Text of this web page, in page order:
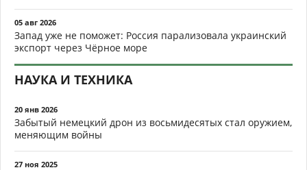
05 авг 2026
Запад уже не поможет: Россия парализовала украинский
экспорт через Чёрное море
НАУКА И ТЕХНИКА
20 янв 2026
Забытый немецкий дрон из восьмидесятых стал оружием,
меняющим войны
27 ноя 2025